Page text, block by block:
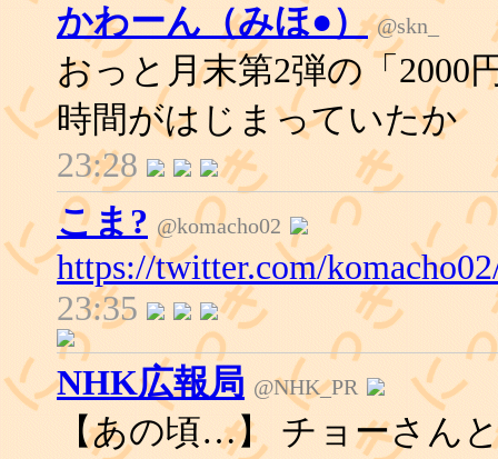
かわーん（みほ●） @skn_
おっと月末第2弾の「2000
時間がはじまっていたか
23:28
こま? @komacho02
https://twitter.com/
23:35
NHK広報局 @NHK_PR
【あの頃…】 チョーさん